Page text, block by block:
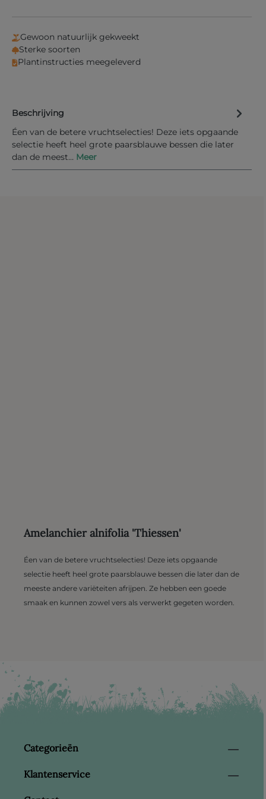
Gewoon natuurlijk gekweekt
Sterke soorten
Plantinstructies meegeleverd
Beschrijving
Éen van de betere vruchtselecties! Deze iets opgaande
selectie heeft heel grote paarsblauwe bessen die later
dan de meest… Meer
Amelanchier alnifolia 'Thiessen'
Éen van de betere vruchtselecties! Deze iets opgaande
selectie heeft heel grote paarsblauwe bessen die later dan de
meeste andere variëteiten afrijpen. Ze hebben een goede
smaak en kunnen zowel vers als verwerkt gegeten worden.
Categorieën
Klantenservice